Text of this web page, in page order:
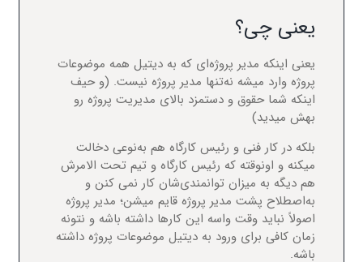
یعنی چی؟
یعنی اینکه مدیر پروژه‌ای که به دیتیل همه موضوعات
پروژه وارد میشه نه‌تنها مدیر پروژه نیست. (و حیف
اینکه شما حقوق و دستمزد بالای مدیریت پروژه رو
بهش میدید)
بلکه در کار فنی و رئیس کارگاه هم به‌نوعی دخالت
میکنه و اونوقته که رئیس کارگاه و تیم تحت الامرش
هم دیگه به میزان توانمندی‌شان کار نمی کنن و
به‌اصطلاح پشت مدیر پروژه قایم میشن؛ مدیر پروژه
اصولاً نباید وقت واسه این کارها داشته باشه و نتونه
زمان کافی برای ورود به دیتیل موضوعات پروژه داشته